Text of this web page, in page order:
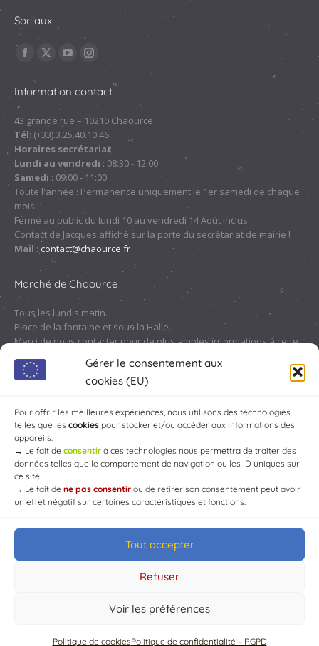
Gérer le consentement aux
cookies (EU)
Pour offrir les meilleures expériences, nous utilisons des technologies
telles que les cookies pour stocker et/ou accéder aux informations des
appareils.
→ Le fait de consentir à ces technologies nous permettra de traiter des
données telles que le comportement de navigation ou les ID uniques sur
ce site.
→ Le fait de ne pas consentir ou de retirer son consentement peut avoir
un effet négatif sur certaines caractéristiques et fonctions.
Tout accepter
Refuser
Voir les préférences
Politique de cookiesPolitique de confidentialité – RGPD
Sociaux
Trouvez nous sur :
La
page
Facebook
s'ouvre
dans
une
nouvelle
fenêtre
La
X
s'ouvre
dans
une
nouvelle
fenêtre
YouTube
s'ouvre
dans
une
nouvelle
fenêtre
La
Instagram
s'ouvre
dans
une
nouvelle
fenêtre
Information contact
43 grande rue – 10210 Chaource
Tél: (+33).3.25.40.10.46
Horaires secrétariat
Lundi au vendredi : 08:30 - 12:00
Samedi : 09:00 - 11:00
Toute l'année : Permanence uniquement le 1er samedi de chaque
mois.
Fermé au public du lundi 10 au vendredi 14 Août inclus
Contact de Jacques affiché sur la porte du secrétariat de mairie !
Mail : contact@chaource.fr
Marché de Chaource
Tous les lundis matin.
Place de la fontaine et sous la Halle.
Merci de nous contacter pour de plus amples informations à cette
© Mairie de Chaource [2004-2024] | Tous droits réservés.
Developed byWEB3-DESIGN